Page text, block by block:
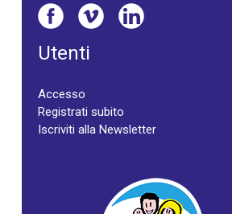
Utenti
Accesso
Registrati subito
Iscriviti alla Newsletter